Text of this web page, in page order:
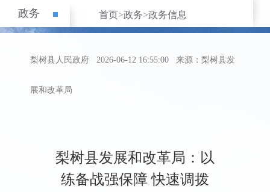
政务 首页>政务>政务信息
梨树县人民政府 2026-06-12 16:55:00 来源：梨树县发
展和改革局
梨树县发展和改革局：以
练备战强保障 快速调拨